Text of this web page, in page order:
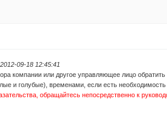
2012-09-18 12:45:41
компании или другое управляющее лицо
и голубые), временами, если есть
обращайтесь непосредственно к